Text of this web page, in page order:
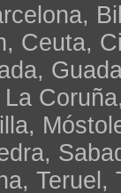
Ceuta,